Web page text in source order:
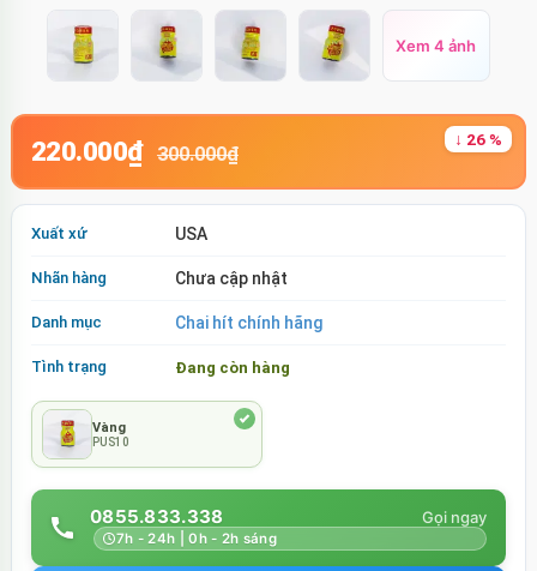
Xem 4 ảnh
220.000₫ 300.000₫
↓ 26 %
Xuất xứ USA
Nhãn hàng Chưa cập nhật
Danh mục Chai hít chính hãng
Tình trạng Đang còn hàng
Vàng
PUS10
0855.833.338
7h - 24h | 0h - 2h sáng